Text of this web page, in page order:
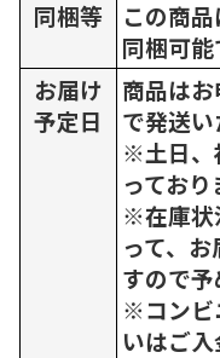
同梱等
この商品
同梱可能
お届け
予定日
商品は
で発送い
※土日、
っており
※在庫状
って、
すので予
※コンビ
いはご入